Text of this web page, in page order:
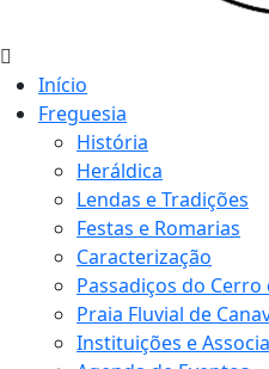
Início
Freguesia
História
Heráldica
Lendas e Tradições
Festas e Romarias
Caracterização
Passadiços do Cerro
Praia Fluvial de
Instituições e